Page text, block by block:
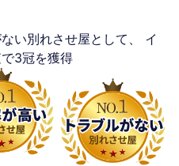
い別れさせ屋として、
イ
3冠を獲得